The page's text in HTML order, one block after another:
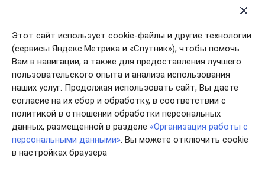
Этот сайт использует cookie-файлы и другие технологии
(сервисы Яндекс.Метрика и «Спутник»), чтобы помочь
Вам в навигации, а также для предоставления лучшего
пользовательского опыта и анализа использования
наших услуг. Продолжая использовать сайт, Вы даете
согласие на их сбор и обработку, в соответствии с
политикой в отношении обработки персональных
данных, размещенной в разделе «Организация работы с
персональными данными». Вы можете отключить cookie
в настройках браузера
17.05.2019
О проведении публичных слушаний по
проекту закона Ивановской области «Об
исполнении областного бюджета за 2018
год»
Департамент финансов Ивановской области
сообщает, что 28.05.2019 в 15.00 в
помещении Бюджетного учреждения